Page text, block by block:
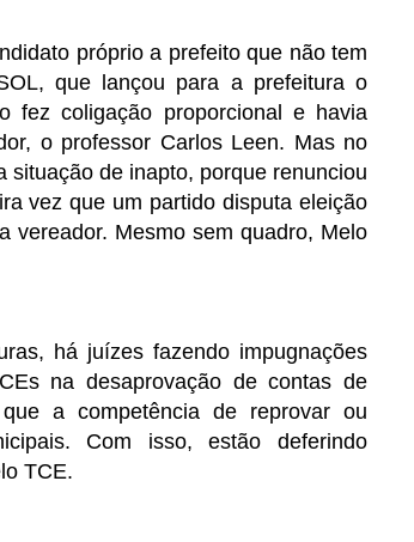
próprio a prefeito que não tem
que lançou para a prefeitura o
fez coligação proporcional e havia
o professor Carlos Leen. Mas no
situação de inapto, porque renunciou
vez que um partido disputa eleição
vereador. Mesmo sem quadro, Melo
há juízes fazendo impugnações
na desaprovação de contas de
a competência de reprovar ou
Com isso, estão deferindo
TCE.